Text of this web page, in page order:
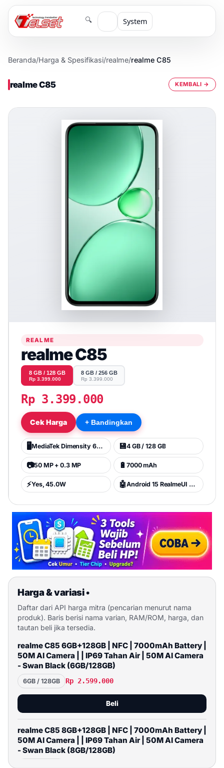
🔍 System
Beranda/Harga & Spesifikasi/realme/realme C85
realme C85 KEMBALI →
REALME
realme C85
8 GB / 128 GB
Rp 3.399.000
8 GB / 256 GB
Rp 3.399.000
Rp 3.399.000
Cek Harga + Bandingkan
🖥️ MediaTek Dimensity 6300 💾4 GB / 128 GB
📷50 MP + 0.3 MP 🔋 7000 mAh
⚡Yes, 45.0W 🤖 Android 15 RealmeUI 6.0 (Android 15)
Harga & variasi•
Daftar dari API harga mitra (pencarian menurut nama
produk). Baris berisi nama varian, RAM/ROM, harga, dan
tautan beli jika tersedia.
realme C85 6GB+128GB | NFC | 7000mAh Battery |
50M AI Camera | | IP69 Tahan Air | 50M AI Camera
- Swan Black (6GB/128GB)
6GB / 128GB Rp 2.599.000
Beli
realme C85 8GB+128GB | NFC | 7000mAh Battery |
50M AI Camera | | IP69 Tahan Air | 50M AI Camera
- Swan Black (8GB/128GB)